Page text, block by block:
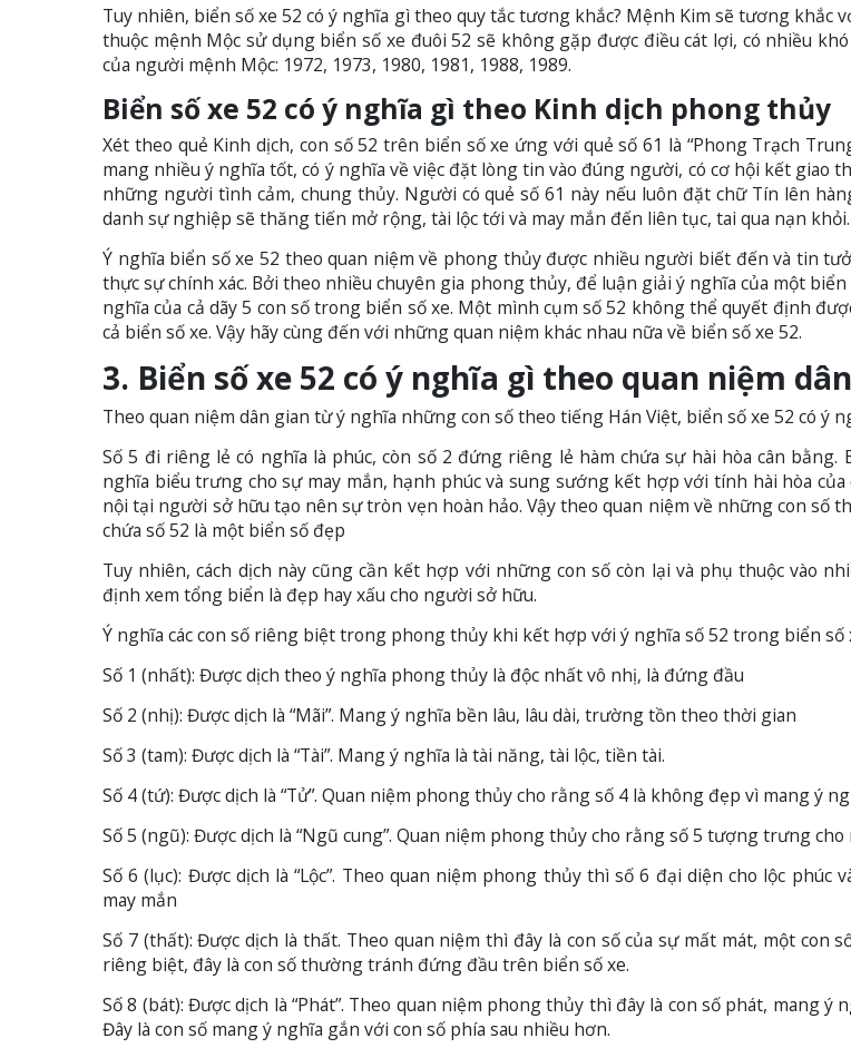
Tuy nhiên, biển số xe 52 có ý nghĩa gì theo quy tắc tương khắc? Mệnh Kim sẽ tương khắc
thuộc mệnh Mộc sử dụng biển số xe đuôi 52 sẽ không gặp được điều cát lợi, có nhiều
của người mệnh Mộc: 1972, 1973, 1980, 1981, 1988, 1989.
Biển số xe 52 có ý nghĩa gì theo Kinh dịch phong thủy
Xét theo quẻ Kinh dịch, con số 52 trên biển số xe ứng với quẻ số 61 là “Phong Trạch
mang nhiều ý nghĩa tốt, có ý nghĩa về việc đặt lòng tin vào đúng người, có cơ hội kết giao
những người tình cảm, chung thủy. Người có quẻ số 61 này nếu luôn đặt chữ Tín lên
danh sự nghiệp sẽ thăng tiến mở rộng, tài lộc tới và may mắn đến liên tục, tai qua nạn khỏi.
Ý nghĩa biển số xe 52 theo quan niệm về phong thủy được nhiều người biết đến và tin
thực sự chính xác. Bởi theo nhiều chuyên gia phong thủy, để luận giải ý nghĩa của một
nghĩa của cả dãy 5 con số trong biển số xe. Một mình cụm số 52 không thể quyết định
cả biển số xe. Vậy hãy cùng đến với những quan niệm khác nhau nữa về biển số xe 52.
3. Biển số xe 52 có ý nghĩa gì theo quan niệm
Theo quan niệm dân gian từ ý nghĩa những con số theo tiếng Hán Việt, biển số xe 52 có ý
Số 5 đi riêng lẻ có nghĩa là phúc, còn số 2 đứng riêng lẻ hàm chứa sự hài hòa cân bằng.
nghĩa biểu trưng cho sự may mắn, hạnh phúc và sung sướng kết hợp với tính hài hòa
nội tại người sở hữu tạo nên sự tròn vẹn hoàn hảo. Vậy theo quan niệm về những con số
chứa số 52 là một biển số đẹp
Tuy nhiên, cách dịch này cũng cần kết hợp với những con số còn lại và phụ thuộc vào
định xem tổng biển là đẹp hay xấu cho người sở hữu.
Ý nghĩa các con số riêng biệt trong phong thủy khi kết hợp với ý nghĩa số 52 trong biển số
Số 1 (nhất): Được dịch theo ý nghĩa phong thủy là độc nhất vô nhị, là đứng đầu
Số 2 (nhị): Được dịch là “Mãi”. Mang ý nghĩa bền lâu, lâu dài, trường tồn theo thời gian
Số 3 (tam): Được dịch là “Tài”. Mang ý nghĩa là tài năng, tài lộc, tiền tài.
Số 4 (tứ): Được dịch là “Tử”. Quan niệm phong thủy cho rằng số 4 là không đẹp vì mang ý
Số 5 (ngũ): Được dịch là “Ngũ cung”. Quan niệm phong thủy cho rằng số 5 tượng trưng
Số 6 (lục): Được dịch là “Lộc”. Theo quan niệm phong thủy thì số 6 đại diện cho lộc phúc
may mắn
Số 7 (thất): Được dịch là thất. Theo quan niệm thì đây là con số của sự mất mát, một con
riêng biệt, đây là con số thường tránh đứng đầu trên biển số xe.
Số 8 (bát): Được dịch là “Phát”. Theo quan niệm phong thủy thì đây là con số phát, mang ý
Đây là con số mang ý nghĩa gắn với con số phía sau nhiều hơn.